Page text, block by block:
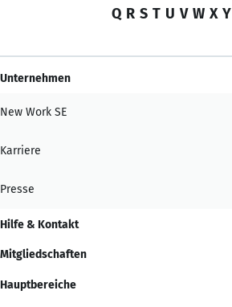
Q R S T U V W X Y
Unternehmen
New Work SE
Karriere
Presse
Hilfe & Kontakt
Mitgliedschaften
Hauptbereiche